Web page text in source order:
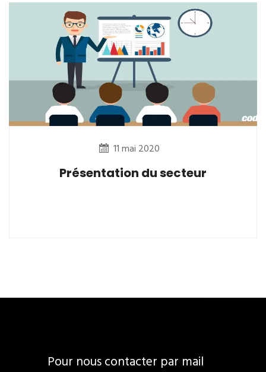
11 mai 2020
Présentation du secteur
Pour nous contacter par mail